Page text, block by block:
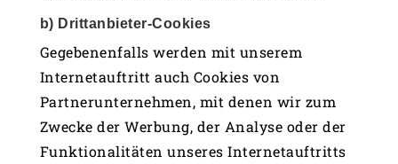
b) Drittanbieter-Cookies
Gegebenenfalls werden mit unserem
Internetauftritt auch Cookies von
Partnerunternehmen, mit denen wir zum
Zwecke der Werbung, der Analyse oder der
Funktionalitäten unseres Internetauftritts